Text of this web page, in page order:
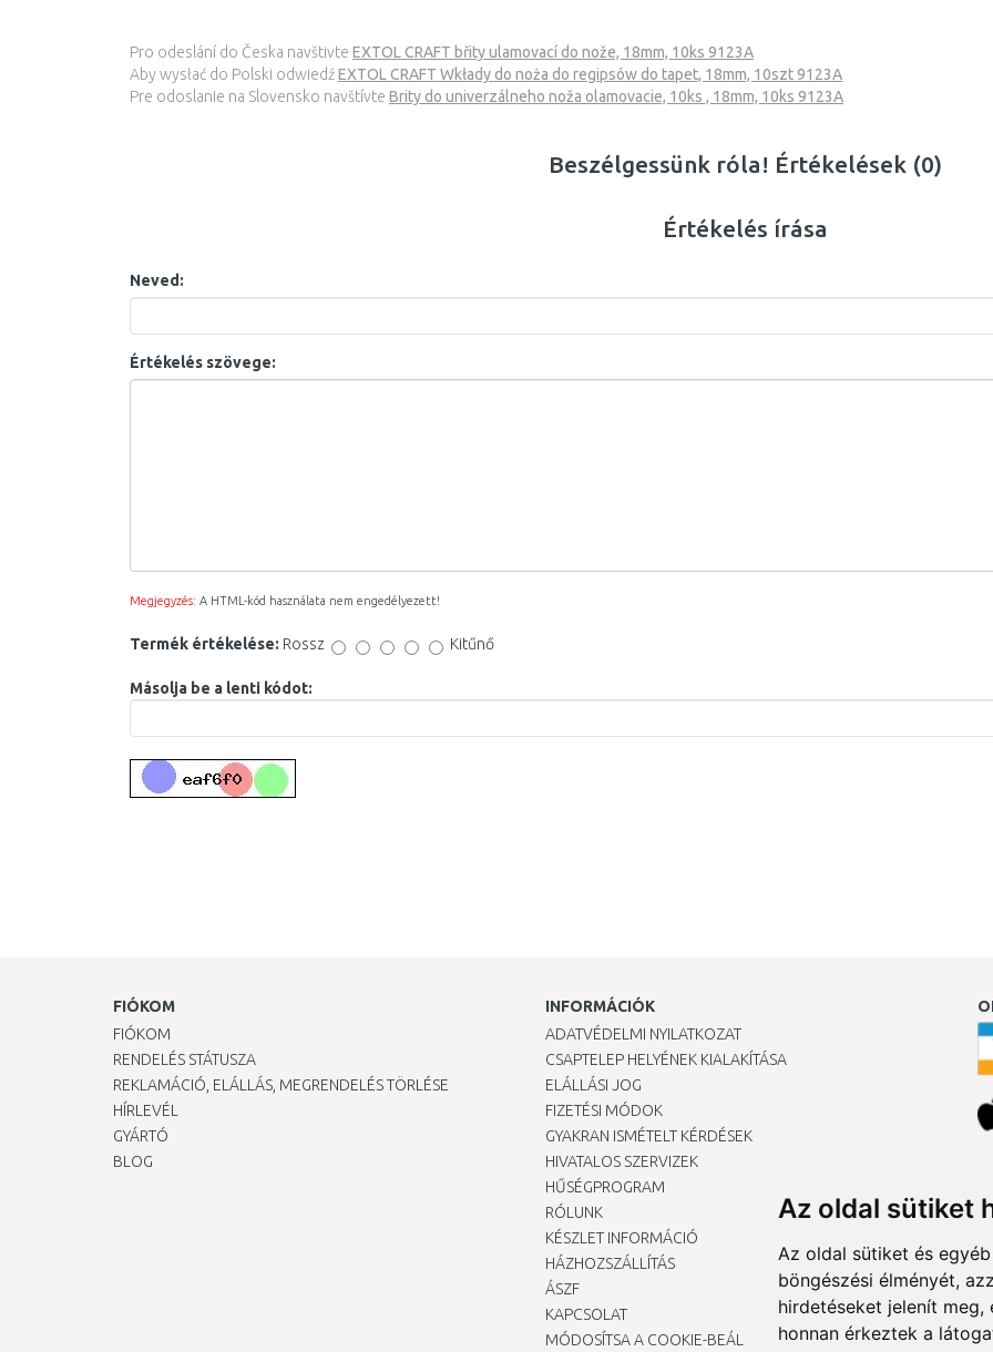
Az oldal sütiket
Az oldal sütiket és
böngészési élményét,
hirdetéseket jelenít
honnan érkeztek a
Pro odeslání do Česka navštivte EXTOL CRAFT břity ulamovací do nože, 18mm, 10ks 9123A
Aby wysłać do Polski odwiedźEXTOL CRAFT Wkłady do noża do regipsów do tapet, 18mm, 10szt 9123A
Pre odoslanie na Slovensko navštívte Brity do univerzálneho noža olamovacie, 10ks , 18mm, 10ks 9123A
Beszélgessünk róla! Értékelések (0)
Értékelés írása
Neved:
Értékelés szövege:
Megjegyzés: A HTML-kód használata nem engedélyezett!
Termék értékelése: Rossz Kitűnő
Másolja be a lenti kódot:
FIÓKOM
FIÓKOM
RENDELÉS STÁTUSZA
REKLAMÁCIÓ, ELÁLLÁS, MEGRENDELÉS TÖRLÉSE
HÍRLEVÉL
GYÁRTÓ
BLOG
INFORMÁCIÓK
ADATVÉDELMI NYILATKOZAT
CSAPTELEP HELYÉNEK KIALAKÍTÁSA
ELÁLLÁSI JOG
FIZETÉSI MÓDOK
GYAKRAN ISMÉTELT KÉRDÉSEK
HIVATALOS SZERVIZEK
HŰSÉGPROGRAM
RÓLUNK
KÉSZLET INFORMÁCIÓ
HÁZHOZSZÁLLÍTÁS
ÁSZF
KAPCSOLAT
MÓDOSÍTSA A COOKIE-BEÁLLÍTÁSAIMAT